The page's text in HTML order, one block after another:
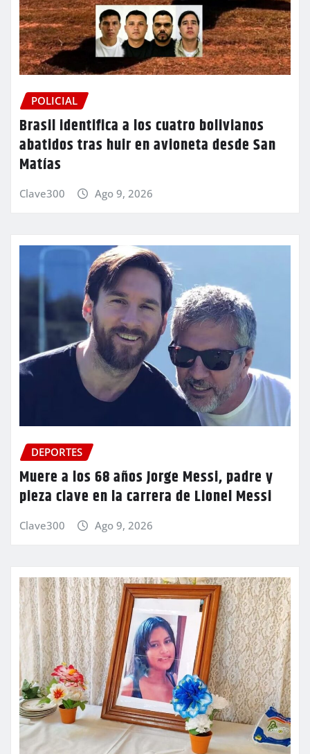
POLICIAL
Brasil identifica a los cuatro bolivianos
abatidos tras huir en avioneta desde San
Matías
Clave300 Ago 9, 2026
DEPORTES
Muere a los 68 años Jorge Messi, padre y
pieza clave en la carrera de Lionel Messi
Clave300 Ago 9, 2026